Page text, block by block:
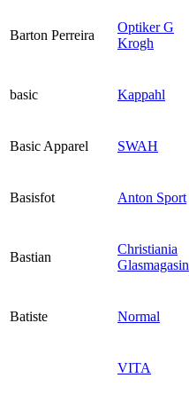
Barton Perreira
Optiker G
Krogh
basic Kappahl
Basic Apparel SWAH
Basisfot Anton Sport
Bastian
Christiania
Glasmagasin
Batiste Normal
VITA